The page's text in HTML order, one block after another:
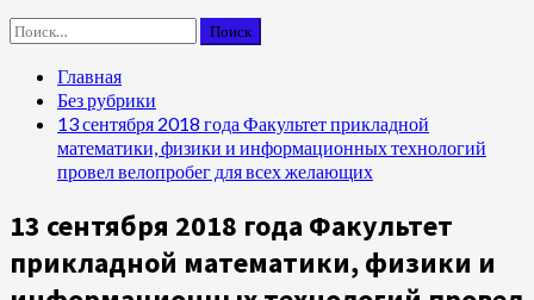
Найти:
Главная
Без рубрики
13 сентября 2018 года Факультет прикладной
математики, физики и информационных технологий
провел велопробег для всех желающих
13 сентября 2018 года Факультет
прикладной математики, физики и